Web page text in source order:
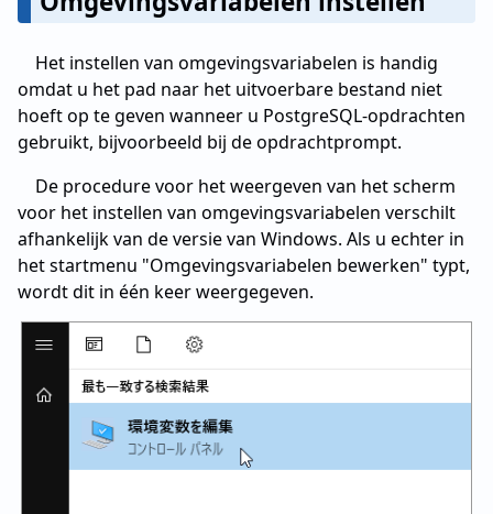
Het instellen van omgevingsvariabelen is handig
omdat u het pad naar het uitvoerbare bestand niet
hoeft op te geven wanneer u PostgreSQL-opdrachten
gebruikt, bijvoorbeeld bij de opdrachtprompt.
De procedure voor het weergeven van het scherm
voor het instellen van omgevingsvariabelen verschilt
afhankelijk van de versie van Windows. Als u echter in
het startmenu "Omgevingsvariabelen bewerken" typt,
wordt dit in één keer weergegeven.